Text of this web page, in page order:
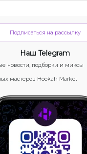
Подписаться на рассылку
Наш Telegram
новости, подборки и миксы
мастеров Hookah Market